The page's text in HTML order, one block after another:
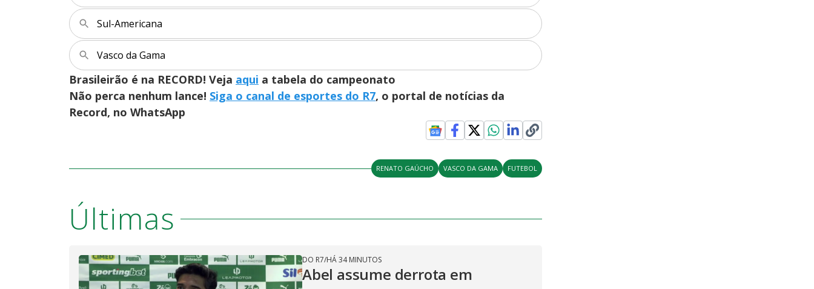
Sul-Americana
Vasco da Gama
Brasileirão é na RECORD! Veja aqui a tabela do campeonato
Não perca nenhum lance! Siga o canal de esportes do R7, o portal de notícias da
Record, no WhatsApp
RENATO GAÚCHO VASCO DA GAMA FUTEBOL
Últimas
DO R7/HÁ 34 MINUTOS
Abel assume derrota em